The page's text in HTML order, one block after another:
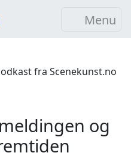
Menu
fra Scenekunst.no
og